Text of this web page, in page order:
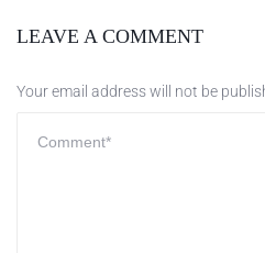
LEAVE A COMMENT
Your email address will not be